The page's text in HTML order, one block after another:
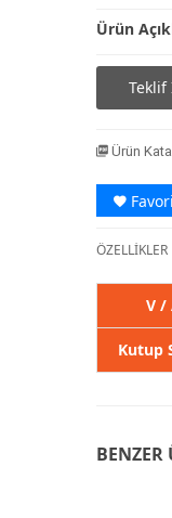
Ürün
Teklif
Ürün
ÖZELLİKLER
V /
Kutup
BENZER